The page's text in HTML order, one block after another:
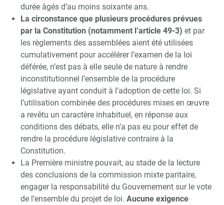
durée âgés d’au moins soixante ans.
La circonstance que plusieurs procédures prévues
par la Constitution (notamment l’article 49-3) et par
les règlements des assemblées aient été utilisées
cumulativement pour accélérer l’examen de la loi
déférée, n’est pas à elle seule de nature à rendre
inconstitutionnel l’ensemble de la procédure
législative ayant conduit à l’adoption de cette loi. Si
l’utilisation combinée des procédures mises en œuvre
a revêtu un caractère inhabituel, en réponse aux
conditions des débats, elle n’a pas eu pour effet de
rendre la procédure législative contraire à la
Constitution.
La Première ministre pouvait, au stade de la lecture
des conclusions de la commission mixte paritaire,
engager la responsabilité du Gouvernement sur le vote
de l’ensemble du projet de loi. Aucune exigence